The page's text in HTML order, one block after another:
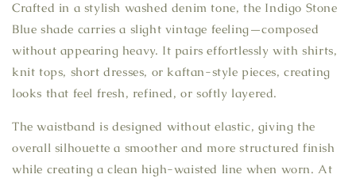
Crafted in a stylish washed denim tone, the Indigo Stone
Blue shade carries a slight vintage feeling—composed
without appearing heavy. It pairs effortlessly with shirts,
knit tops, short dresses, or kaftan-style pieces, creating
looks that feel fresh, refined, or softly layered.
The waistband is designed without elastic, giving the
overall silhouette a smoother and more structured finish
while creating a clean high-waisted line when worn. At